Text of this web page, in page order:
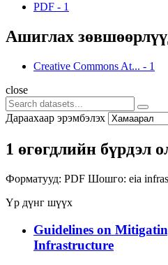
PDF - 1
Ашиглах
Creative Commons At... - 1
close
Дараахаар эрэмбэлэх
1 өгөгдлийн бүрдэл
Форматууд: PDF Шошго: eia
Үр дүнг шүүх
Guidelines on
Infrastructure